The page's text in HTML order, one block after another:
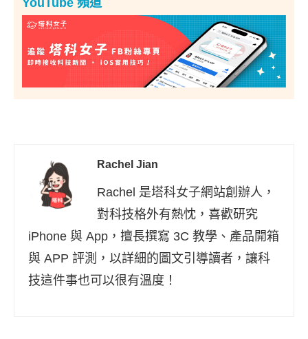
YouTube 頻道
Rachel Jian
Rachel 是塔科女子網站創辦人，
對科技格外有熱忱，喜歡研究
iPhone 與 App，擅長撰寫 3C 教學、產品開箱
與 APP 評測，以詳細的圖文引導讀者，讓科
技這件事也可以很有溫度！